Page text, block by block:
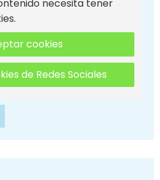
necesita tener
cookies
de Redes Sociales